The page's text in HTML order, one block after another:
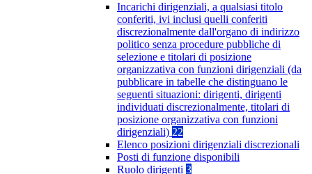
Incarichi dirigenziali, a qualsiasi titolo
conferiti, ivi inclusi quelli conferiti
discrezionalmente dall'organo di indirizzo
politico senza procedure pubbliche di
selezione e titolari di posizione
organizzativa con funzioni dirigenziali (da
pubblicare in tabelle che distinguano le
seguenti situazioni: dirigenti, dirigenti
individuati discrezionalmente, titolari di
posizione organizzativa con funzioni
dirigenziali) 22
Elenco posizioni dirigenziali discrezionali
Posti di funzione disponibili
Ruolo dirigenti 3